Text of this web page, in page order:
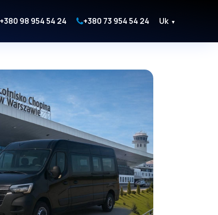
+380 98 954 54 24 +380 73 954 54 24 Uk ▼